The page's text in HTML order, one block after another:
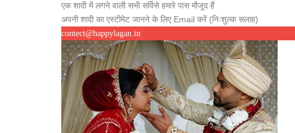
एक शादी में लगने वाली सभी सर्विसे हमारे पास मौजूद हैं
अपनी शादी का एस्टीमेट जानने के लिए Email करें (निःशुल्क सलाह)
contect@happylagan.in